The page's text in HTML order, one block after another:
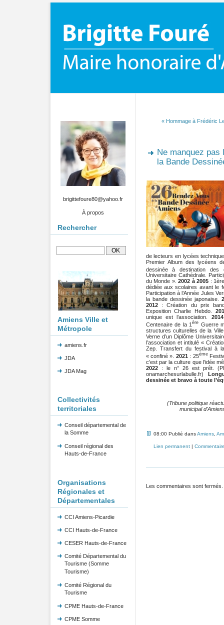
brigittefoure80@yahoo.fr
À propos
Rechercher
Amiens Ville et
Métropole
amiens.fr
JDA
JDA Mag
Collectivités
territoriales
Conseil départemental de
la Somme
Conseil régional des
Hauts-de-France
Organisations
Régionales et
Départementales
CCI Amiens-Picardie
CCI Hauts-de-France
CESER Hauts-de-France
Comité Départemental du
Tourisme (Somme
Tourisme)
Comité Régional du
Tourisme
CPME Hauts-de-France
CPME Somme
« Hommage à Frédéric
Ne manquez pas
la Bande
de lecteurs en lycées
Premier Album des lycéens
dessinée à destination des
Universitaire Cathédrale.
du Monde ». 2002 à 2005 :
dédiée aux scolaires avant le
Participation à l’Année Jules
la bande dessinée japonaise.
2012: Création du prix
Exposition Charlie Hebdo.
unique est l’association.
Centenaire de la 1 ère Guerre
structures culturelles de la
Verne d’un Diplôme
l’association et intitulé «
Zep. Transfert du festival à
« confiné ». 2021 : 25ème
c’est par la culture que l’idée
2022
: le n° 26 est prêt.
onamarchesurlabulle.fr)
dessinée et bravo à toute
(Tribune politique
municipal
08:00 Publié dansAmiens,
Lien permanent|
Les commentaires sont fermés.